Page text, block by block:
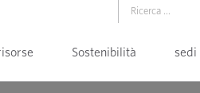
Sostenibilità sedi